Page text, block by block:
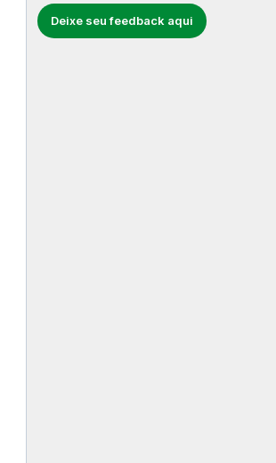
Deixe seu feedback aqui